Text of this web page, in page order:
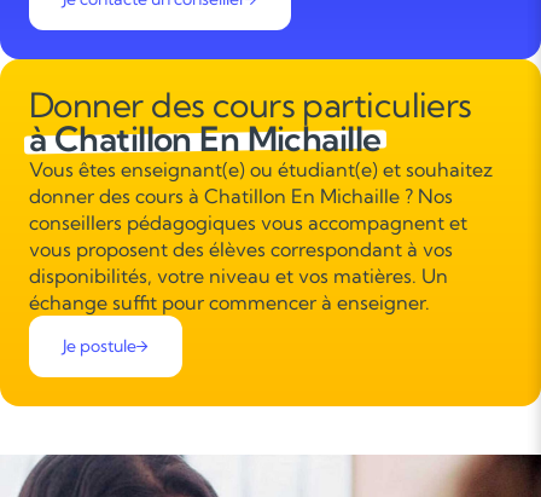
Donner des cours particuliers
à Chatillon En Michaille
Vous êtes enseignant(e) ou étudiant(e) et souhaitez
donner des cours à Chatillon En Michaille ? Nos
conseillers pédagogiques vous accompagnent et
vous proposent des élèves correspondant à vos
disponibilités, votre niveau et vos matières. Un
échange suffit pour commencer à enseigner.
Je postule